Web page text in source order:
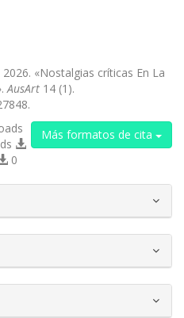
«Nostalgias críticas En La
AusArt 14 (1).
Más formatos de cita
0